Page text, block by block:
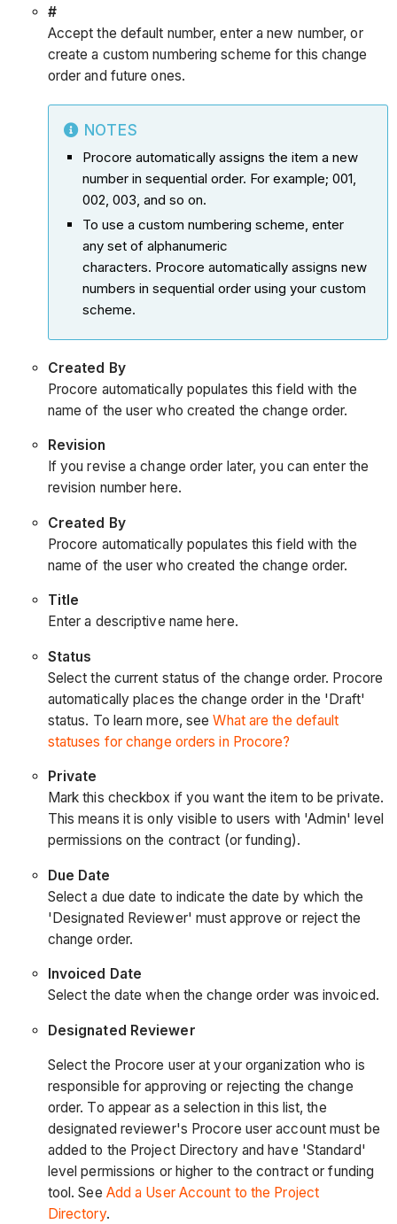
#
Accept the default number, enter a new number, or
create a custom numbering scheme for this change
order and future ones.
NOTES
Procore automatically assigns the item a new
number in sequential order. For example; 001,
002, 003, and so on.
To use a custom numbering scheme, enter
any set of alphanumeric
characters. Procore automatically assigns new
numbers in sequential order using your custom
scheme.
Created By
Procore automatically populates this field with the
name of the user who created the change order.
Revision
If you revise a change order later, you can enter the
revision number here.
Created By
Procore automatically populates this field with the
name of the user who created the change order.
Title
Enter a descriptive name here.
Status
Select the current status of the change order. Procore
automatically places the change order in the 'Draft'
status. To learn more, seeWhat are the default
statuses for change orders in Procore?
Private
Mark this checkbox if you want the item to be private.
This means it is only visible to users with 'Admin' level
permissions on the contract (or funding).
Due Date
Select a due date to indicate the date by which the
'Designated Reviewer' must approve or reject the
change order.
Invoiced Date
Select the date when the change order was invoiced.
Designated Reviewer
Select the Procore user at your organization who is
responsible for approving or rejecting the change
order. To appear as a selection in this list, the
designated reviewer's Procore user account must be
added to the Project Directory and have 'Standard'
level permissions or higher to the contract or funding
tool. See Add a User Account to the Project
Directory.